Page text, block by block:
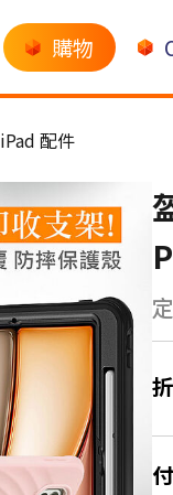
購物
iPad 配件